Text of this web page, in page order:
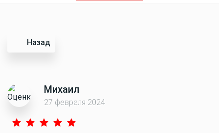
Назад
Михаил
27 февраля 2024